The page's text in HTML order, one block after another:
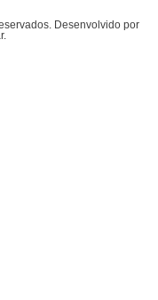
Desenvolvido por